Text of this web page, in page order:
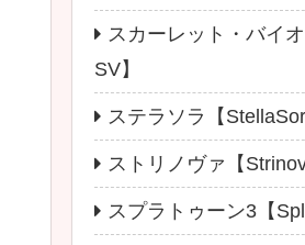
スカーレット・バイ
SV】
ステラソラ【
ストリノヴァ【
スプラトゥーン3【